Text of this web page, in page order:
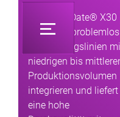
Der SmartDate® X30
lässt sich problemlos
in Fertigungslinien
niedrigen bis
Produktionsvolumen
integrieren und liefert
eine hohe